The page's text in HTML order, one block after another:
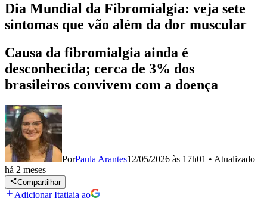
Dia Mundial da Fibromialgia: veja sete
sintomas que vão além da dor muscular
Causa da fibromialgia ainda é
desconhecida; cerca de 3% dos
brasileiros convivem com a doença
PorPaula Arantes12/05/2026 às 17h01 • Atualizado
há 2 meses
Compartilhar
Adicionar Itatiaia ao